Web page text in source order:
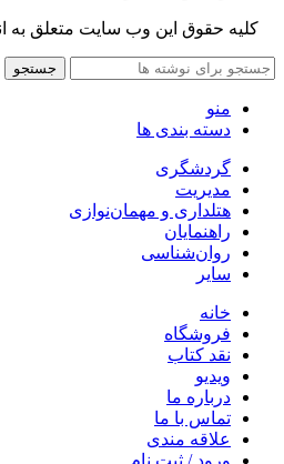
کلیه حقوق این وب سایت متعلق به
جستجو
منو
دسته بندی ها
گردشگری
مدیریت
هتلداری و مهمان‌نوازی
راهنمایان
روان‌شناسی
سایر
خانه
فروشگاه
نقد کتاب
ویدیو
درباره‌ ما
تماس با ما
علاقه مندی
ورود / ثبت نام